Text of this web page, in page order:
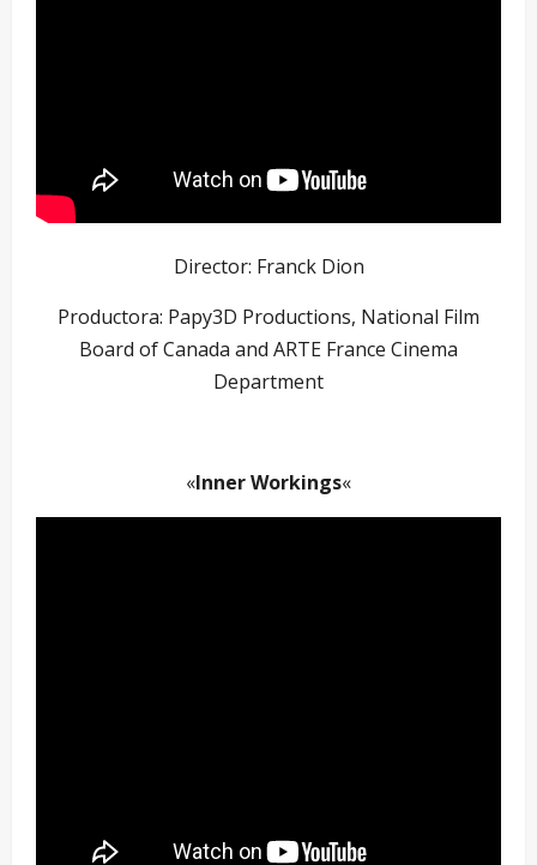
Director: Franck Dion
Productora: Papy3D Productions, National Film
Board of Canada and ARTE France Cinema
Department
«Inner Workings«